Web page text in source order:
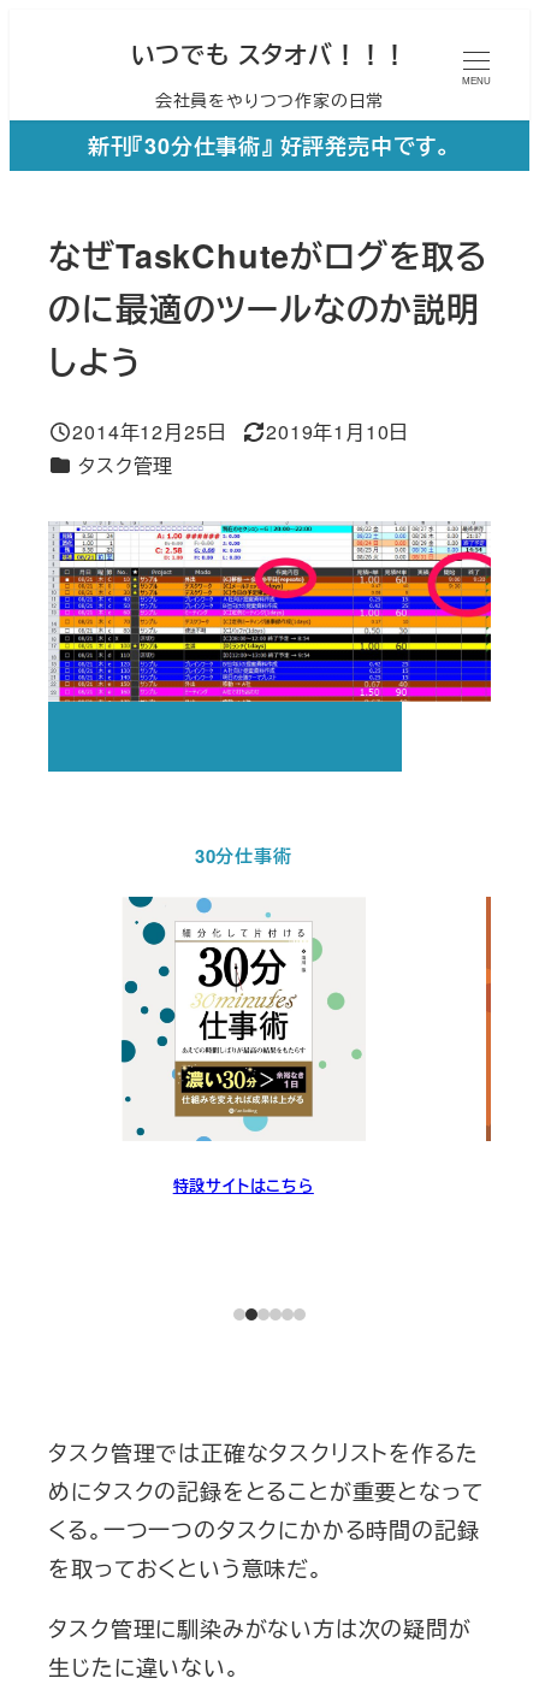
ン
いつでも スタオバ！！！
会社員をやりつつ作家の日常
MENU
新刊『30分仕事術』 好評発売中です。
なぜTaskChuteがログを取る
のに最適のツールなのか説明
しよう
投稿日
2014年12月25日
更新日
2019年1月10日
カテゴリー
タスク管理
30分仕事術
特設サイトはこちら
タスク管理では正確なタスクリストを作るた
めにタスクの記録をとることが重要となって
くる。一つ一つのタスクにかかる時間の記録
を取っておくという意味だ。
タスク管理に馴染みがない方は次の疑問が
生じたに違いない。